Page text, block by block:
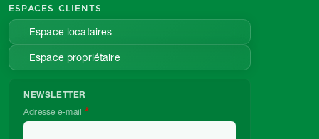
ESPACES CLIENTS
Espace locataires
Espace propriétaire
NEWSLETTER
Adresse e-mail